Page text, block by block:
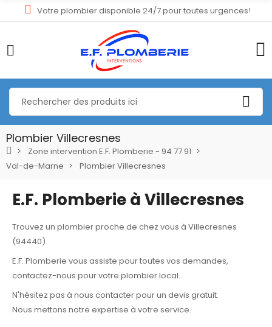
Votre plombier disponible 24/7 pour toutes urgences!
Plombier Villecresnes
Zone intervention E.F. Plomberie - 94 77 91
Val-de-Marne
Plombier Villecresnes
E.F. Plomberie à Villecresnes
Trouvez un plombier proche de chez vous à Villecresnes
(94440).
E.F. Plomberie vous assiste pour toutes vos demandes,
contactez-nous pour votre plombier local.
​N'hésitez pas à nous contacter pour un devis gratuit.
Nous mettons notre expertise à votre service.